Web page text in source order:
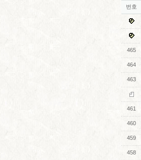
번호
465
464
463
461
460
459
458